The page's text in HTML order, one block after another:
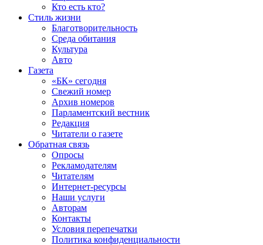
Кто есть кто?
Стиль жизни
Благотворительность
Среда обитания
Культура
Авто
Газета
«БК» сегодня
Свежий номер
Архив номеров
Парламентский вестник
Редакция
Читатели о газете
Обратная связь
Опросы
Рекламодателям
Читателям
Интернет-ресурсы
Наши услуги
Авторам
Контакты
Условия перепечатки
Политика конфиденциальности